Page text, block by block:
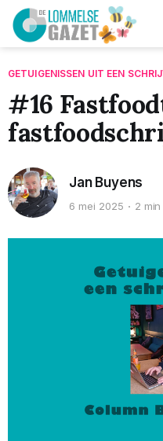
GETUIGENISSEN UIT EEN
#16
Jan Buyens
6 mei 2025 2 min